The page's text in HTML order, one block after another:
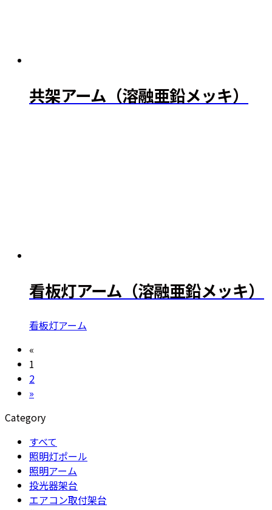
共架アーム（溶融亜鉛メッキ）
看板灯アーム（溶融亜鉛メッキ）
看板灯アーム
«
1
2
»
Category
すべて
照明灯ポール
照明アーム
投光器架台
エアコン取付架台